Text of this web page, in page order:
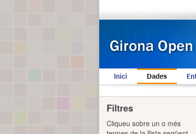
Inici Dades
Filtres
Cliqueu sobre un o més